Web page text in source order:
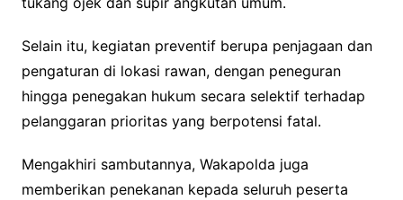
Selain itu, kegiatan preventif berupa penjagaan dan
pengaturan di lokasi rawan, dengan peneguran
hingga penegakan hukum secara selektif terhadap
pelanggaran prioritas yang berpotensi fatal.
Mengakhiri sambutannya, Wakapolda juga
memberikan penekanan kepada seluruh peserta